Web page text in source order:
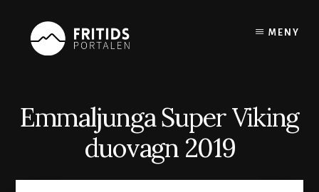
content
MENY
Emmaljunga Super Viking
duovagn 2019